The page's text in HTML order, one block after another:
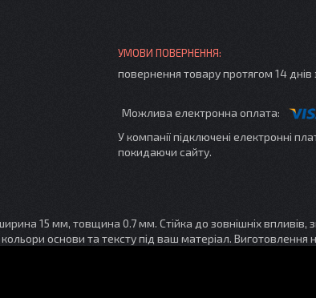
повернення товару протягом 14 днів
У компанії підключені електронні
покидаючи сайту.
15 мм, товщина 0.7 мм. Стійка до зовнішніх впливів,
основи та тексту під ваш матеріал. Виготовлення